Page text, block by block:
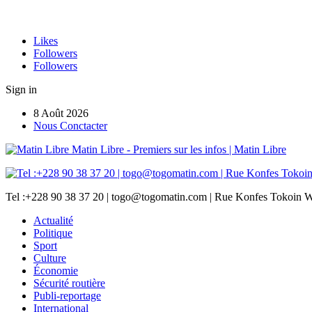
Likes
Followers
Followers
Sign in
8 Août 2026
Nous Conctacter
Matin Libre - Premiers sur les infos | Matin Libre
Tel :+228 90 38 37 20 | togo@togomatin.com | Rue Konfes Tokoin
Actualité
Politique
Sport
Culture
Économie
Sécurité routière
Publi-reportage
International